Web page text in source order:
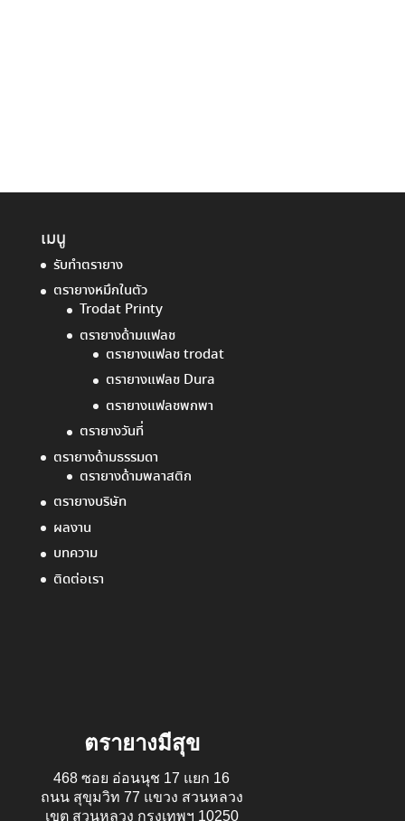
เมนู
รับทำตรายาง
ตรายางหมึกในตัว
Trodat Printy
ตรายางด้ามแฟลช
ตรายางแฟลช trodat
ตรายางแฟลช Dura
ตรายางแฟลชพกพา
ตรายางวันที่
ตรายางด้ามธรรมดา
ตรายางด้ามพลาสติก
ตรายางบริษัท
ผลงาน
บทความ
ติดต่อเรา
ตรายางมีสุข
468 ซอย อ่อนนุช 17 แยก 16
ถนน สุขุมวิท 77 แขวง สวนหลวง
เขต สวนหลวง กรุงเทพฯ 10250